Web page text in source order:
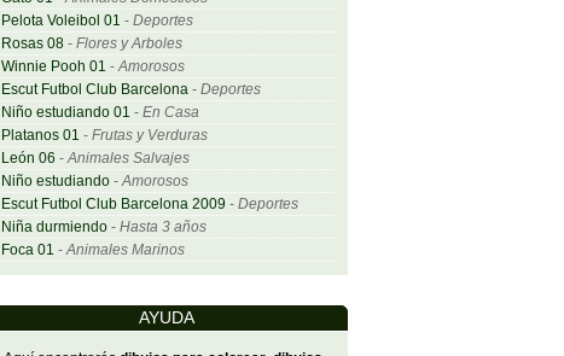
Pelota Voleibol 01 - Deportes
Rosas 08- Flores y Arboles
Winnie Pooh 01 -Amorosos
Escut Futbol Club Barcelona- Deportes
Niño estudiando 01 - En Casa
Platanos 01 - Frutas y Verduras
León 06 -Animales Salvajes
Niño estudiando-Amorosos
Escut Futbol Club Barcelona 2009 - Deportes
Niña durmiendo- Hasta 3 años
Foca 01 -Animales Marinos
AYUDA